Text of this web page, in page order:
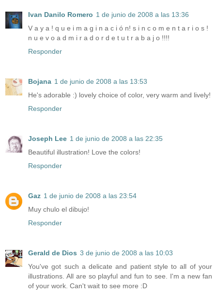
Ivan Danilo Romero 1 de junio de 2008 a las 13:36
V a y a ! q u e i m a g i n a c i ó n! s i n c o m e n t a r i o s !
n u e v o a d m i r a d o r d e t u t r a b a j o !!!!
Responder
Bojana 1 de junio de 2008 a las 13:53
He's adorable :) lovely choice of color, very warm and lively!
Responder
Joseph Lee 1 de junio de 2008 a las 22:35
Beautiful illustration! Love the colors!
Responder
Gaz 1 de junio de 2008 a las 23:54
Muy chulo el dibujo!
Responder
Gerald de Dios 3 de junio de 2008 a las 10:03
You've got such a delicate and patient style to all of your
illustrations. All are so playful and fun to see. I'm a new fan
of your work. Can't wait to see more :D